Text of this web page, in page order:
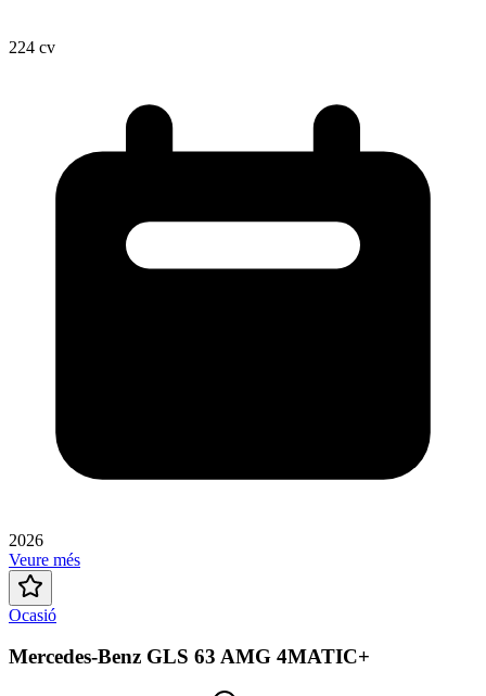
224 cv
2026
Veure més
Ocasió
Mercedes-Benz GLS 63 AMG 4MATIC+